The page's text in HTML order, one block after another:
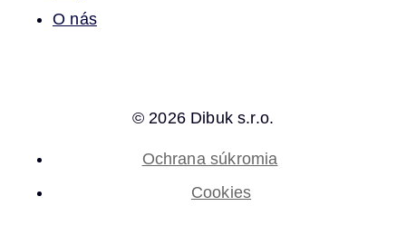
O nás
© 2026 Dibuk s.r.o.
Ochrana súkromia
Cookies